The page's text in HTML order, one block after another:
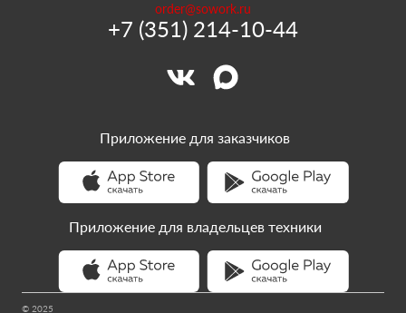
order@sowork.ru
+7 (351) 214-10-44
© 2025
Приложение для заказчиков
Приложение для владельцев техники